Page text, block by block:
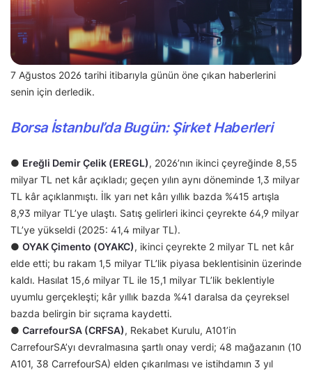
7 Ağustos 2026 tarihi itibarıyla günün öne çıkan haberlerini
senin için derledik.
Borsa İstanbul’da Bugün: Şirket Haberleri
● Ereğli Demir Çelik (EREGL), 2026’nın ikinci çeyreğinde 8,55
milyar TL net kâr açıkladı; geçen yılın aynı döneminde 1,3 milyar
TL kâr açıklanmıştı. İlk yarı net kârı yıllık bazda %415 artışla
8,93 milyar TL’ye ulaştı. Satış gelirleri ikinci çeyrekte 64,9 milyar
TL’ye yükseldi (2025: 41,4 milyar TL).
● OYAK Çimento (OYAKC), ikinci çeyrekte 2 milyar TL net kâr
elde etti; bu rakam 1,5 milyar TL’lik piyasa beklentisinin üzerinde
kaldı. Hasılat 15,6 milyar TL ile 15,1 milyar TL’lik beklentiyle
uyumlu gerçekleşti; kâr yıllık bazda %41 daralsa da çeyreksel
bazda belirgin bir sıçrama kaydetti.
● CarrefourSA (CRFSA), Rekabet Kurulu, A101’in
CarrefourSA’yı devralmasına şartlı onay verdi; 48 mağazanın (10
A101, 38 CarrefourSA) elden çıkarılması ve istihdamın 3 yıl